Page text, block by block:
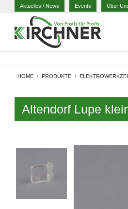
Aktuelles / News Events Über
HOME PRODUKTE
Altendorf Lupe